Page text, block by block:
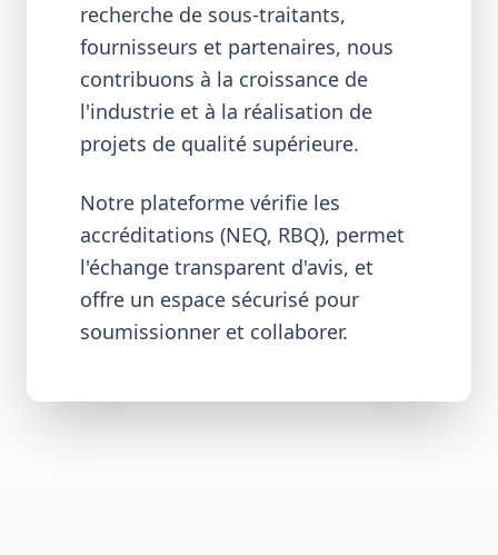
recherche de sous-traitants,
fournisseurs et partenaires, nous
contribuons à la croissance de
l'industrie et à la réalisation de
projets de qualité supérieure.
Notre plateforme vérifie les
accréditations (NEQ, RBQ), permet
l'échange transparent d'avis, et
offre un espace sécurisé pour
soumissionner et collaborer.